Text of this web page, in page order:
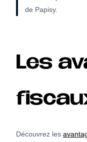
de Papisy.
Les
Découvrez les